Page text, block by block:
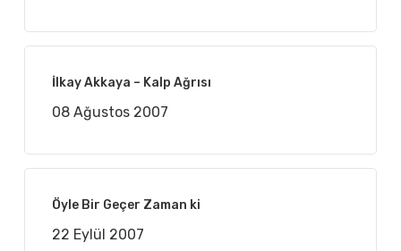
İlkay Akkaya – Kalp Ağrısı
08 Ağustos 2007
Öyle Bir Geçer Zaman ki
22 Eylül 2007